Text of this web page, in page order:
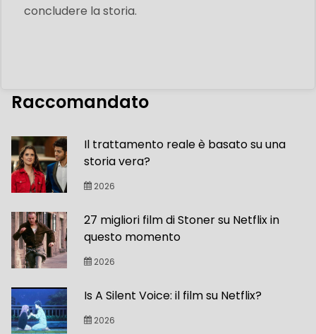
concludere la storia.
Raccomandato
Il trattamento reale è basato su una
storia vera?
2026
27 migliori film di Stoner su Netflix in
questo momento
2026
Is A Silent Voice: il film su Netflix?
2026